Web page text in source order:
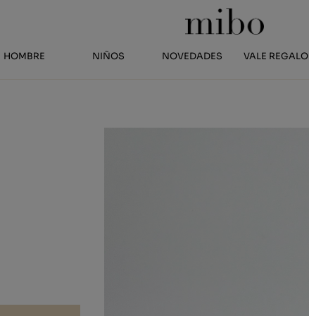
HOMBRE NIÑOS NOVEDADES VALE REGALO